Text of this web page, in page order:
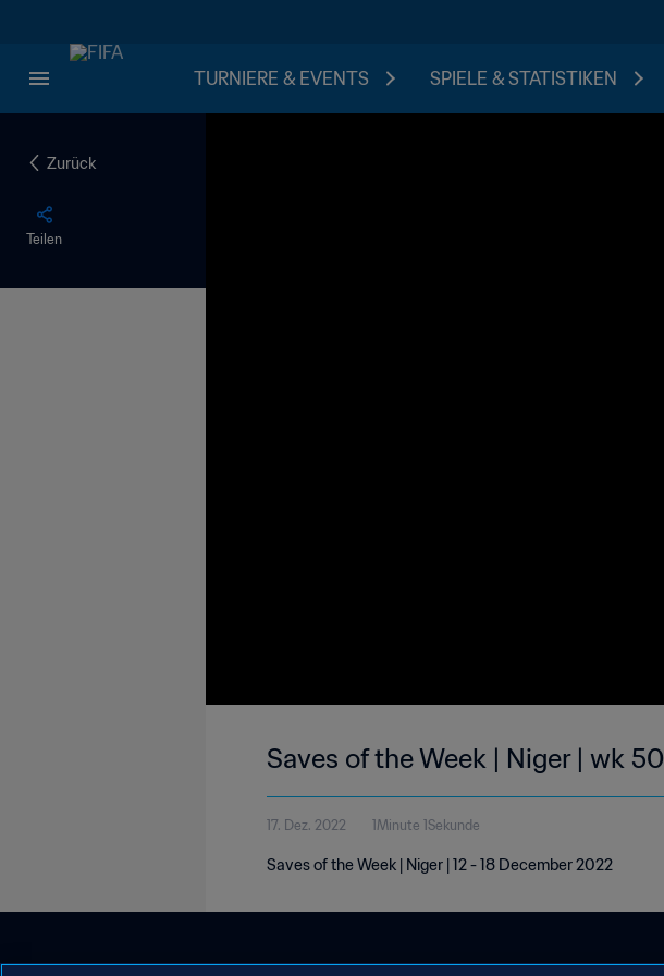
TURNIERE & EVENTS SPIELE & STATISTIKEN
Zurück
Teilen
Saves of the Week | Niger | wk 50
17. Dez. 2022 1Minute 1Sekunde
Saves of the Week | Niger | 12 - 18 December 2022